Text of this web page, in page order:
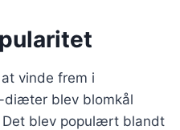
vinde frem i
diæter blev blomkål
Det blev populært blandt